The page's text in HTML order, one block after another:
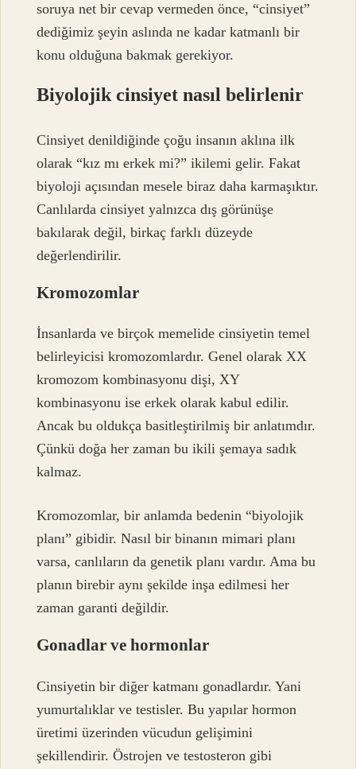
soruya net bir cevap vermeden önce, “cinsiyet”
dediğimiz şeyin aslında ne kadar katmanlı bir
konu olduğuna bakmak gerekiyor.
Biyolojik cinsiyet nasıl belirlenir
Cinsiyet denildiğinde çoğu insanın aklına ilk
olarak “kız mı erkek mi?” ikilemi gelir. Fakat
biyoloji açısından mesele biraz daha karmaşıktır.
Canlılarda cinsiyet yalnızca dış görünüşe
bakılarak değil, birkaç farklı düzeyde
değerlendirilir.
Kromozomlar
İnsanlarda ve birçok memelide cinsiyetin temel
belirleyicisi kromozomlardır. Genel olarak XX
kromozom kombinasyonu dişi, XY
kombinasyonu ise erkek olarak kabul edilir.
Ancak bu oldukça basitleştirilmiş bir anlatımdır.
Çünkü doğa her zaman bu ikili şemaya sadık
kalmaz.
Kromozomlar, bir anlamda bedenin “biyolojik
planı” gibidir. Nasıl bir binanın mimari planı
varsa, canlıların da genetik planı vardır. Ama bu
planın birebir aynı şekilde inşa edilmesi her
zaman garanti değildir.
Gonadlar ve hormonlar
Cinsiyetin bir diğer katmanı gonadlardır. Yani
yumurtalıklar ve testisler. Bu yapılar hormon
üretimi üzerinden vücudun gelişimini
şekillendirir. Östrojen ve testosteron gibi